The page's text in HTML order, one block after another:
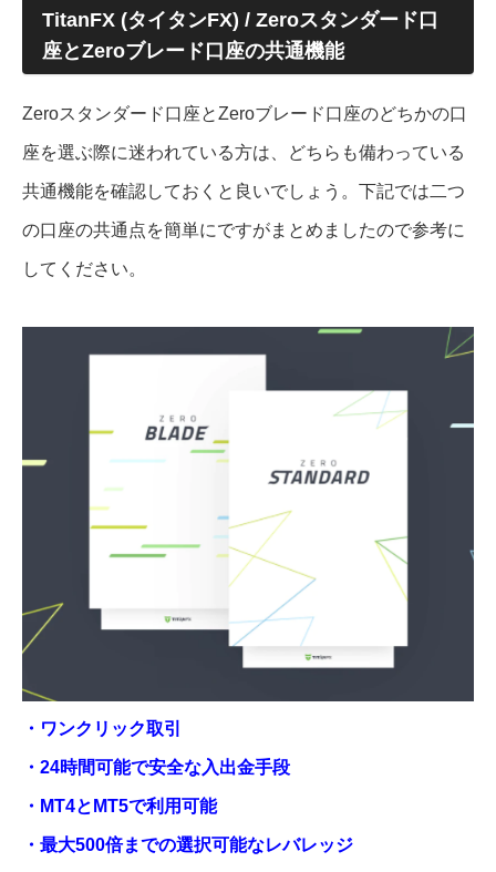
TitanFX (タイタンFX) / Zeroスタンダード口
座とZeroブレード口座の共通機能
Zeroスタンダード口座とZeroブレード口座のどちかの口
座を選ぶ際に迷われている方は、どちらも備わっている
共通機能を確認しておくと良いでしょう。下記では二つ
の口座の共通点を簡単にですがまとめましたので参考に
してください。
・ワンクリック取引
・24時間可能で安全な入出金手段
・MT4とMT5で利用可能
・最大500倍までの選択可能なレバレッジ